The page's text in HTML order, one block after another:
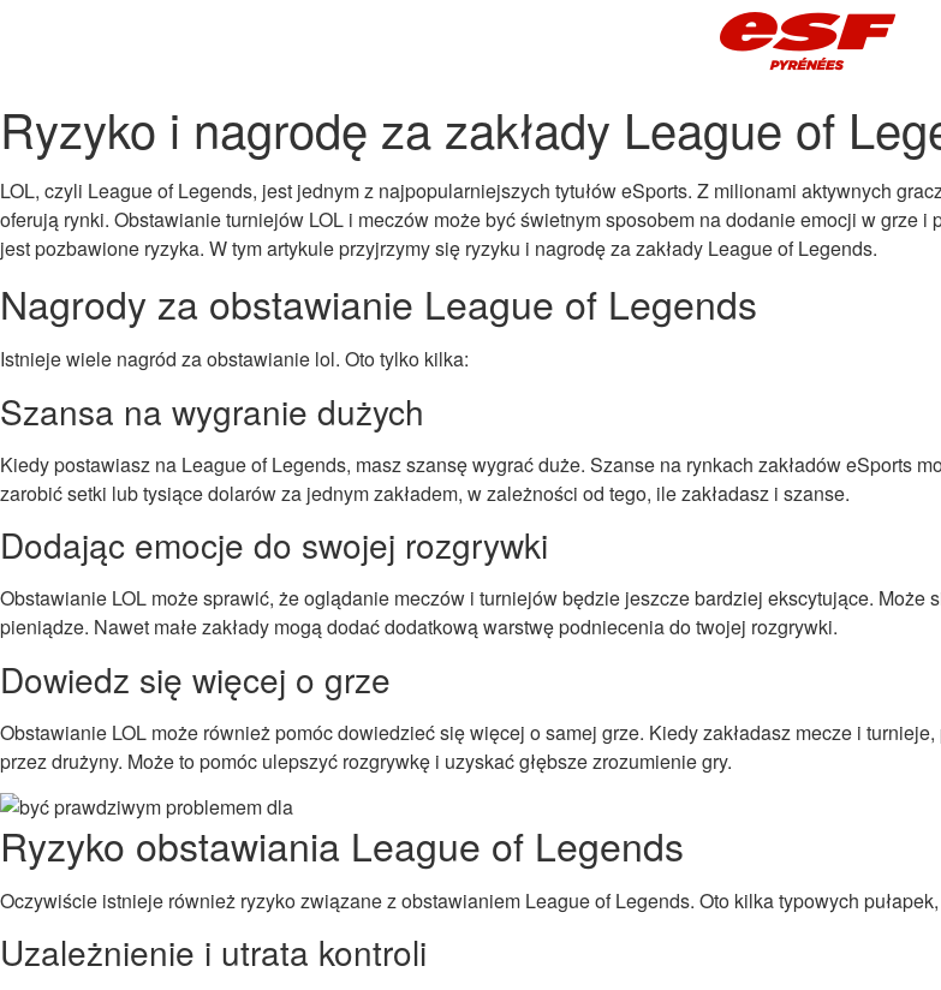
Ryzyko i nagrodę za zakłady League of
LOL, czyli League of Legends, jest jednym z najpopularniejszych tytułów eSports. Z milionami aktywnych
oferują rynki. Obstawianie turniejów LOL i meczów może być świetnym sposobem na dodanie emocji w
jest pozbawione ryzyka. W tym artykule przyjrzymy się ryzyku i nagrodę za zakłady League of Legends.
Nagrody za obstawianie League of Legends
Istnieje wiele nagród za obstawianie lol. Oto tylko kilka:
Szansa na wygranie dużych
Kiedy postawiasz na League of Legends, masz szansę wygrać duże. Szanse na rynkach zakładów eSports
zarobić setki lub tysiące dolarów za jednym zakładem, w zależności od tego, ile zakładasz i szanse.
Dodając emocje do swojej rozgrywki
Obstawianie LOL może sprawić, że oglądanie meczów i turniejów będzie jeszcze bardziej ekscytujące.
pieniądze. Nawet małe zakłady mogą dodać dodatkową warstwę podniecenia do twojej rozgrywki.
Dowiedz się więcej o grze
Obstawianie LOL może również pomóc dowiedzieć się więcej o samej grze. Kiedy zakładasz mecze i
przez drużyny. Może to pomóc ulepszyć rozgrywkę i uzyskać głębsze zrozumienie gry.
Ryzyko obstawiania League of Legends
Oczywiście istnieje również ryzyko związane z obstawianiem League of Legends. Oto kilka typowych
Uzależnienie i utrata kontroli